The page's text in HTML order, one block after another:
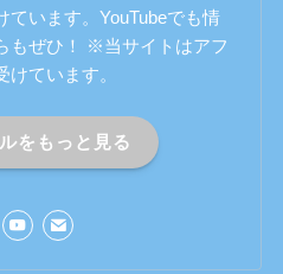
ています。YouTubeでも情
もぜひ！ ※当サイトはアフ
ています。
をもっと見る